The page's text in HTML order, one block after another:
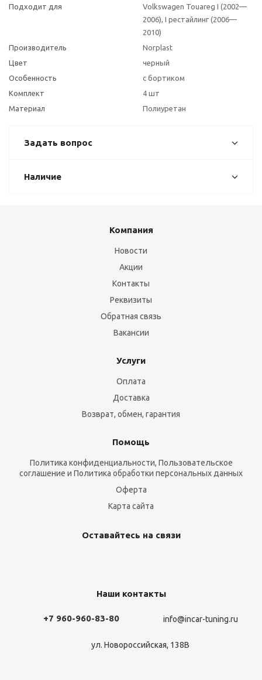
Подходит для
Volkswagen Touareg I (2002—
2006), I рестайлинг (2006—
2010)
Производитель
Norplast
Цвет
черный
Особенность
с бортиком
Комплект
4 шт
Материал
Полиуретан
Задать вопрос
Наличие
Компания
Новости
Акции
Контакты
Реквизиты
Обратная связь
Вакансии
Услуги
Оплата
Доставка
Возврат, обмен, гарантия
Помощь
Политика конфиденциальности, Пользовательское
соглашение и Политика обработки персональных данных
Оферта
Карта сайта
Оставайтесь на связи
Наши контакты
+7 960-960-83-80 info@incar-tuning.ru
ул. Новороссийская, 138В